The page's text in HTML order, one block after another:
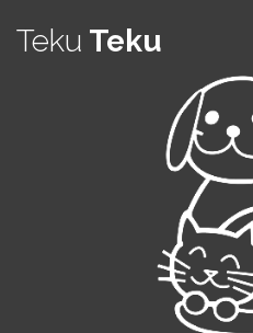
Teku Teku